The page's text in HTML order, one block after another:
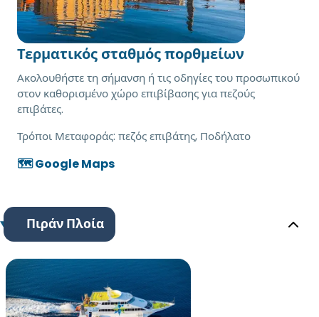
Τερματικός σταθμός πορθμείων
Ακολουθήστε τη σήμανση ή τις οδηγίες του προσωπικού
στον καθορισμένο χώρο επιβίβασης για πεζούς
επιβάτες.
Τρόποι Μεταφοράς: πεζός επιβάτης, Ποδήλατο
🗺️ Google Maps
Πιράν Πλοία